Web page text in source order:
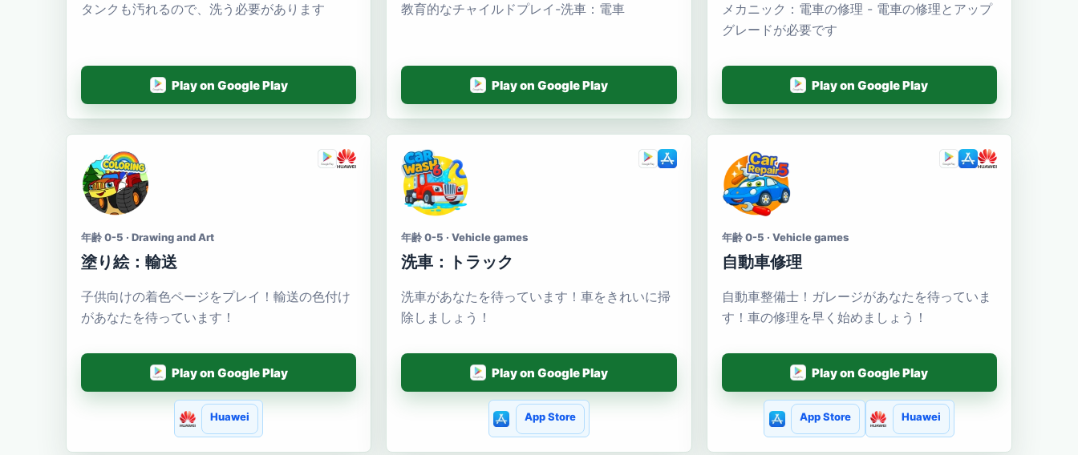
タンクも汚れるので、洗う必要があります
Play on Google Play
教育的なチャイルドプレイ-洗車：電車
Play on Google Play
メカニック：電車の修理 - 電車の修理とアップ
グレードが必要です
Play on Google Play
年齢 0-5 · Drawing and Art
塗り絵：輸送
子供向けの着色ページをプレイ！輸送の色付け
があなたを待っています！
Play on Google Play
Huawei
年齢 0-5 · Vehicle games
洗車：トラック
洗車があなたを待っています！車をきれいに掃
除しましょう！
Play on Google Play
App Store
年齢 0-5 · Vehicle games
自動車修理
自動車整備士！ガレージがあなたを待っていま
す！車の修理を早く始めましょう！
Play on Google Play
App Store Huawei